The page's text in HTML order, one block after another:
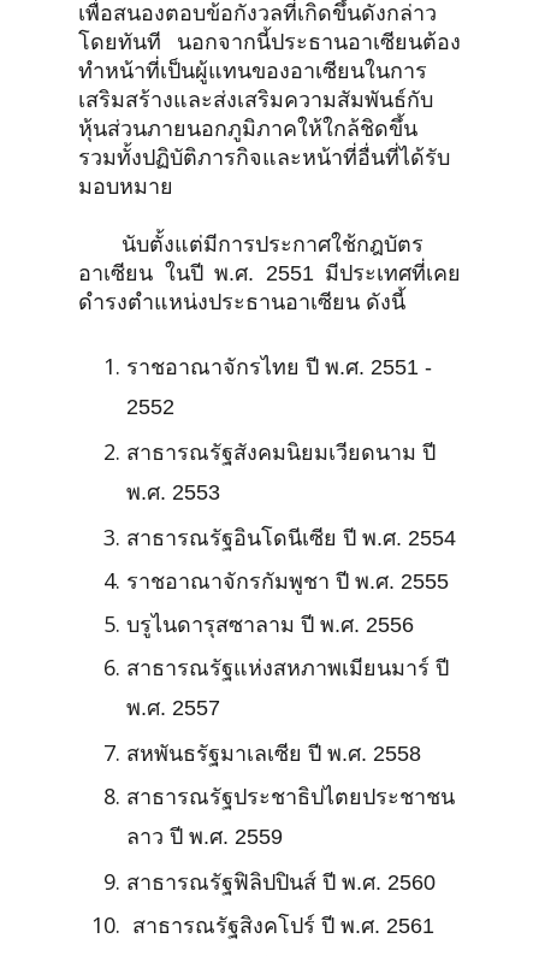
เพื่อสนองตอบข้อกังวลที่เกิดขึ้นดังกล่าว
โดยทันที นอกจากนี้ประธานอาเซียนต้อง
ทำหน้าที่เป็นผู้แทนของอาเซียนในการ
เสริมสร้างและส่งเสริมความสัมพันธ์กับ
หุ้นส่วนภายนอกภูมิภาคให้ใกล้ชิดขึ้น
รวมทั้งปฏิบัติภารกิจและหน้าที่อื่นที่ได้รับ
มอบหมาย
นับตั้งแต่มีการประกาศใช้กฎบัตร
อาเซียน ในปี พ.ศ. 2551 มีประเทศที่เคย
ดำรงตำแหน่งประธานอาเซียน ดังนี้
ราชอาณาจักรไทย ปี พ.ศ. 2551 -
2552
สาธารณรัฐสังคมนิยมเวียดนาม ปี
พ.ศ. 2553
สาธารณรัฐอินโดนีเซีย ปี พ.ศ. 2554
ราชอาณาจักรกัมพูชา ปี พ.ศ. 2555
บรูไนดารุสซาลาม ปี พ.ศ. 2556
สาธารณรัฐแห่งสหภาพเมียนมาร์ ปี
พ.ศ. 2557
สหพันธรัฐมาเลเซีย ปี พ.ศ. 2558
สาธารณรัฐประชาธิปไตยประชาชน
ลาว ปี พ.ศ. 2559
สาธารณรัฐฟิลิปปินส์ ปี พ.ศ. 2560
สาธารณรัฐสิงคโปร์ ปี พ.ศ. 2561